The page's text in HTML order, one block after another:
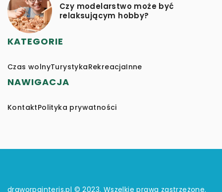
Czy modelarstwo może być
relaksującym hobby?
KATEGORIE
Czas wolnyTurystykaRekreacjaInne
NAWIGACJA
KontaktPolityka prywatności
draworpainteris.pl © 2023. Wszelkie prawa zastrzeżone.